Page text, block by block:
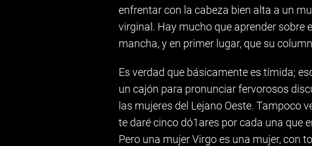
enfrentar con la cabeza bien alta a un
virginal. Hay mucho que aprender sobre
mancha, y en primer lugar, que su
Es verdad que básicamente es tímida;
un cajón para pronunciar fervorosos
las mujeres del Lejano Oeste. Tampoco
te daré cinco dó1ares por cada una que
Pero una mujer Virgo es una mujer, con